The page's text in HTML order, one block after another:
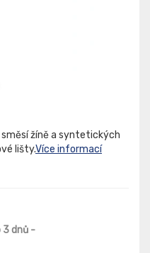
žíně a syntetických
lišty.Více informací
3 dnů -